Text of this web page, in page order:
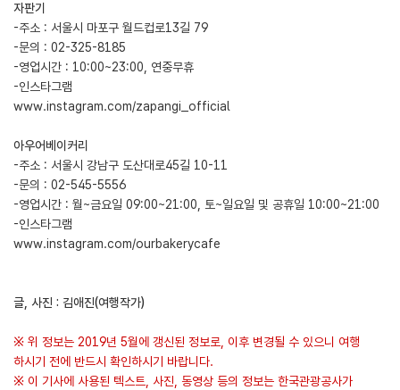
자판기
-주소 : 서울시 마포구 월드컵로13길 79
-문의 : 02-325-8185
-영업시간 : 10:00~23:00, 연중무휴
-인스타그램
www.instagram.com/zapangi_official
아우어베이커리
-주소 : 서울시 강남구 도산대로45길 10-11
-문의 : 02-545-5556
-영업시간 : 월~금요일 09:00~21:00, 토~일요일 및 공휴일 10:00~21:00
-인스타그램
www.instagram.com/ourbakerycafe
글, 사진 : 김애진(여행작가)
※ 위 정보는 2019년 5월에 갱신된 정보로, 이후 변경될 수 있으니 여행
하시기 전에 반드시 확인하시기 바랍니다.
※ 이 기사에 사용된 텍스트, 사진, 동영상 등의 정보는 한국관광공사가